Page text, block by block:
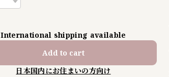
International shipping available
Add to cart
日本国内にお住まいの方向け